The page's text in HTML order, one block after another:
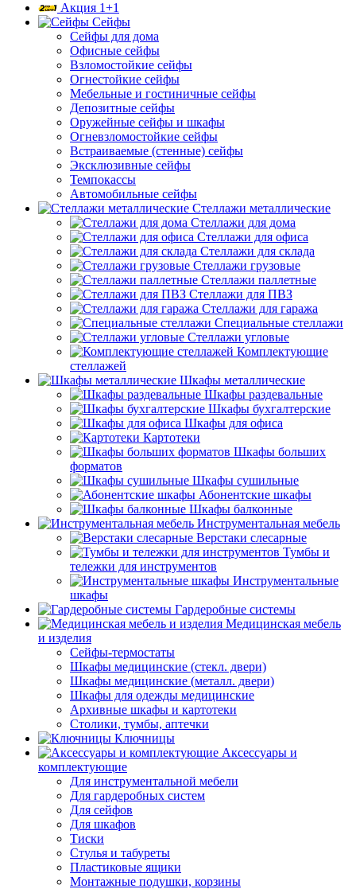
Акция 1+1
Сейфы
Сейфы для дома
Офисные сейфы
Взломостойкие сейфы
Огнестойкие сейфы
Мебельные и гостиничные сейфы
Депозитные сейфы
Оружейные сейфы и шкафы
Огневзломостойкие сейфы
Встраиваемые (стенные) сейфы
Эксклюзивные сейфы
Темпокассы
Автомобильные сейфы
Стеллажи металлические
Стеллажи для дома
Стеллажи для офиса
Стеллажи для склада
Стеллажи грузовые
Стеллажи паллетные
Стеллажи для ПВЗ
Стеллажи для гаража
Специальные стеллажи
Стеллажи угловые
Комплектующие
стеллажей
Шкафы металлические
Шкафы раздевальные
Шкафы бухгалтерские
Шкафы для офиса
Картотеки
Шкафы больших
форматов
Шкафы сушильные
Абонентские шкафы
Шкафы балконные
Инструментальная мебель
Верстаки слесарные
Тумбы и
тележки для инструментов
Инструментальные
шкафы
Гардеробные системы
Медицинская мебель
и изделия
Сейфы-термостаты
Шкафы медицинские (стекл. двери)
Шкафы медицинские (металл. двери)
Шкафы для одежды медицинские
Архивные шкафы и картотеки
Столики, тумбы, аптечки
Ключницы
Аксессуары и
комплектующие
Для инструментальной мебели
Для гардеробных систем
Для сейфов
Для шкафов
Тиски
Стулья и табуреты
Пластиковые ящики
Монтажные подушки, корзины